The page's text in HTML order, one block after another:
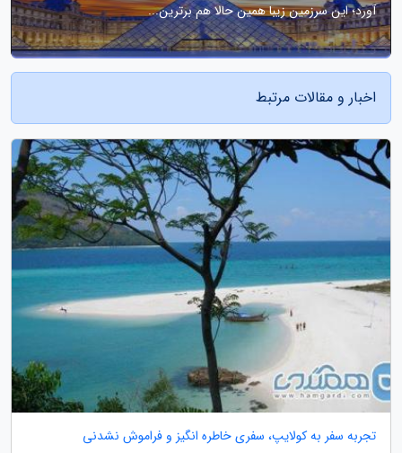
آورد؛ این سرزمین زیبا همین حالا هم برترین...
اخبار و مقالات مرتبط
تجربه سفر به کولایپ، سفری خاطره انگیز و فراموش نشدنی